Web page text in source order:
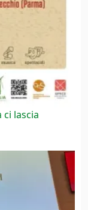
lascia